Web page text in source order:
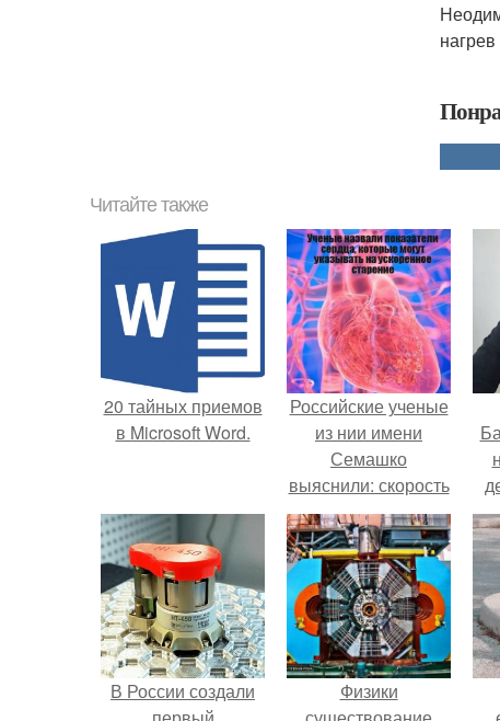
Читайте также
20 тайных приемов
в Microsoft Word.
Российские ученые
из нии имени
Семашко
выяснили: скорость
старения напрямую
зависит от
состояния сосудов
и работы сердца.
ей
В России создали
Физики